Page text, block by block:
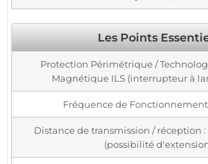
Les Points
Protection Périmétrique /
Magnétique ILS (interrupteur à
Fréquence de Fonctionnement
Distance de transmission / réception :
(possibilité